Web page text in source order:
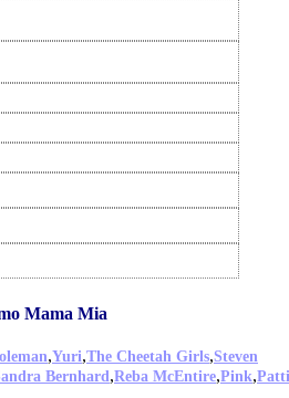
Mama Mia
,Yuri,The Cheetah Girls,Steven
Bernhard,Reba McEntire,Pink,Patti